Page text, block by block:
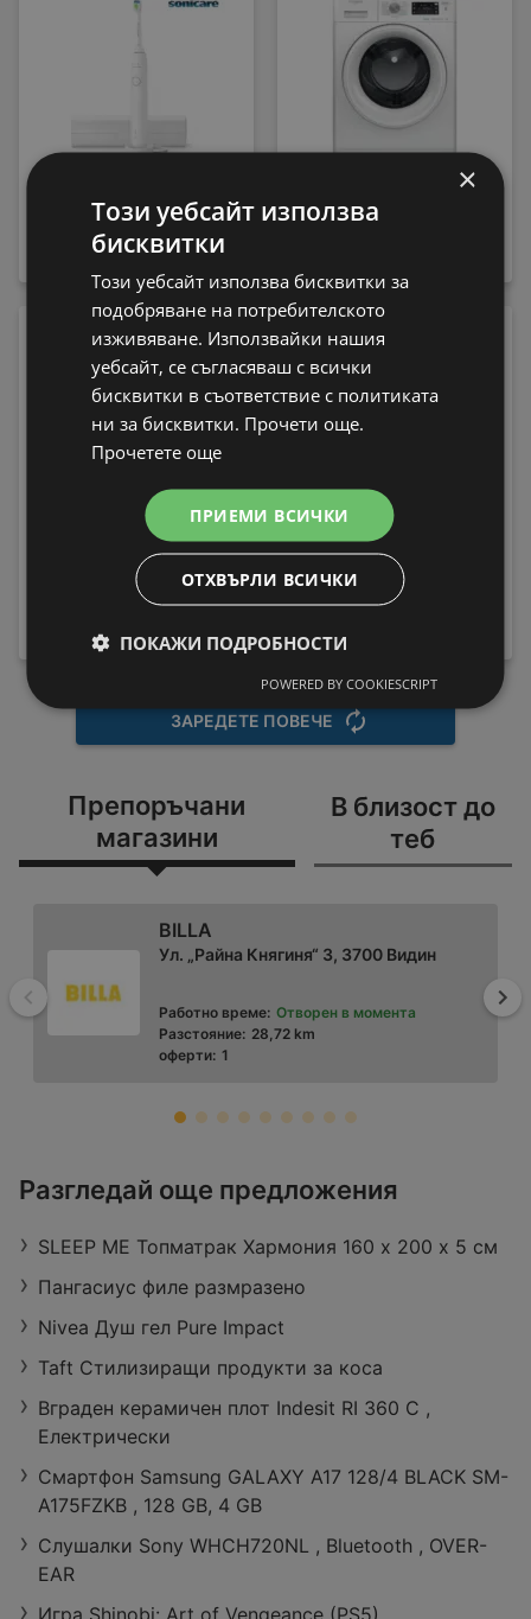
за зъби Philips
HX7108/02 Sonicare
Пералня Whirlpool FFB
7469 WV EE , 1400 об./
Пералня Crown ALW
80T , 5.00 kg, 800 об./
199,99 € / 391,15 лв.
-13%
Електрическа четка
за зъби Philips
HX9911/17 Sonicare
189,99 € / 371,59 лв.
вместо 219 € / 428,33
ЗАРЕДЕТЕ ПОВЕЧЕ
Препоръчани
магазини
В близост до
теб
Назад
BILLA
Ул. „Райна Княгиня“ 3, 3700 Видин
Работно време: Отворен в момента
Разстояние: 28,72 km
оферти: 1
Retail Park Vidin, бул. „Панония“ 43,
Работно време: Затворено
Разстояние: 27,29 km
оферти:
Разгледай още предложения
SLEEP ME Топматрак Хармония 160 х 200 х 5 см
Пангасиус филе размразено
Nivea Душ гел Pure Impact
Taft Стилизиращи продукти за коса
Вграден керамичен плот Indesit RI 360 C ,
Електрически
Смартфон Samsung GALAXY A17 128/4 BLACK SM-
A175FZKB , 128 GB, 4 GB
Слушалки Sony WHCH720NL , Bluetooth , OVER-
EAR
Игра Shinobi: Art of Vengeance (PS5)
×
Този уебсайт използва
бисквитки
Този уебсайт използва бисквитки за
подобряване на потребителското
изживяване. Използвайки нашия
уебсайт, се съгласяваш с всички
бисквитки в съответствие с политиката
ни за бисквитки. Прочети още.
Прочетете още
ПРИЕМИ ВСИЧКИ
ОТХВЪРЛИ ВСИЧКИ
ПОКАЖИ ПОДРОБНОСТИ
POWERED BY COOKIESCRIPT